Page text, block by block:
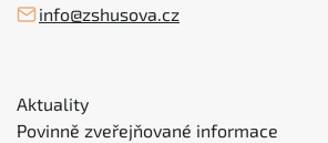
info@zshusova.cz
Aktuality
Povinně zveřejňované informace